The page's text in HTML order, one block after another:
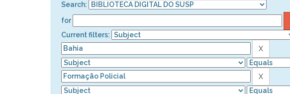
Search:
for
Current filters: